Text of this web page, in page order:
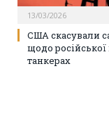
13/03/2026
США скасували
щодо російської
танкерах